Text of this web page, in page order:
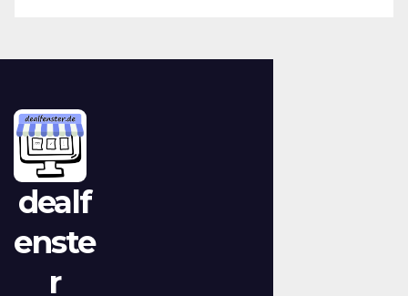
dealf
enste
r